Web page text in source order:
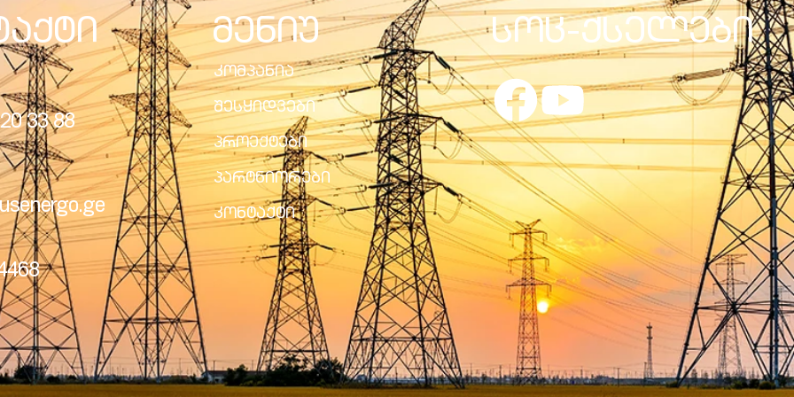
33 88
მენიუ
კომპანია
შესყიდვები
პროექტები
პარტნიორები
კონტაქტი
სოც-ქსელები